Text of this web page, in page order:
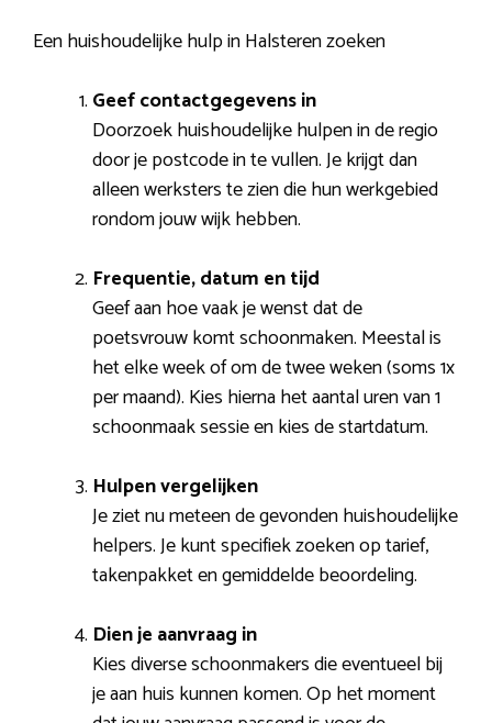
Een huishoudelijke hulp in Halsteren zoeken
Geef contactgegevens in
Doorzoek huishoudelijke hulpen in de regio
door je postcode in te vullen. Je krijgt dan
alleen werksters te zien die hun werkgebied
rondom jouw wijk hebben.
Frequentie, datum en tijd
Geef aan hoe vaak je wenst dat de
poetsvrouw komt schoonmaken. Meestal is
het elke week of om de twee weken (soms 1x
per maand). Kies hierna het aantal uren van 1
schoonmaak sessie en kies de startdatum.
Hulpen vergelijken
Je ziet nu meteen de gevonden huishoudelijke
helpers. Je kunt specifiek zoeken op tarief,
takenpakket en gemiddelde beoordeling.
Dien je aanvraag in
Kies diverse schoonmakers die eventueel bij
je aan huis kunnen komen. Op het moment